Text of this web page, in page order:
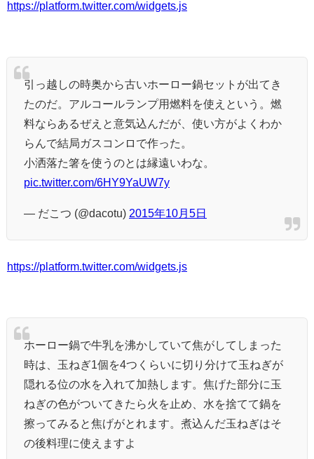
https://platform.twitter.com/widgets.js
引っ越しの時奥から古いホーロー鍋セットが出てき
たのだ。アルコールランプ用燃料を使えという。燃
料ならあるぜえと意気込んだが、使い方がよくわか
らんで結局ガスコンロで作った。
小洒落た箸を使うのとは縁遠いわな。
pic.twitter.com/6HY9YaUW7y
— だこつ (@dacotu) 2015年10月5日
https://platform.twitter.com/widgets.js
ホーロー鍋で牛乳を沸かしていて焦がしてしまった
時は、玉ねぎ1個を4つくらいに切り分けて玉ねぎが
隠れる位の水を入れて加熱します。焦げた部分に玉
ねぎの色がついてきたら火を止め、水を捨てて鍋を
擦ってみると焦げがとれます。煮込んだ玉ねぎはそ
の後料理に使えますよ